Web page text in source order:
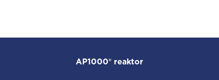
AP1000® reaktor